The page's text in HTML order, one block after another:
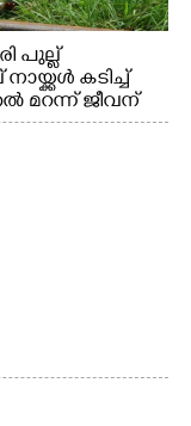
പുല്ല്
കടിച്ച്
മറന്ന് ജീവന്